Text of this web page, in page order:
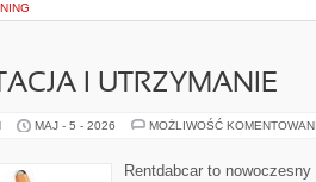
I UTRZYMANIE
MAJ - 5 - 2026 MOŻLIWOŚĆ
Rentdabcar to